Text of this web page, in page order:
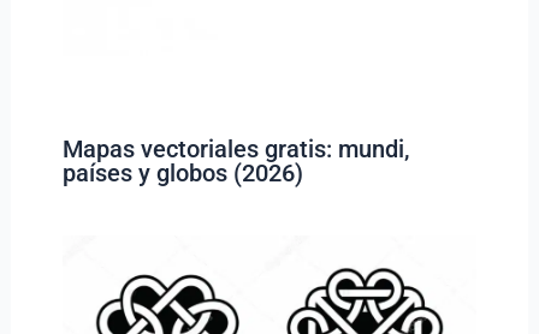
Mapas vectoriales gratis: mundi,
países y globos (2026)